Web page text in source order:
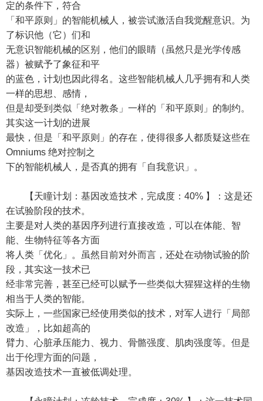
定的条件下，符合
「和平原则」的智能机械人，被尝试激活自我觉醒意识。为
了标识他（它）们和
无意识智能机械的区别，他们的眼睛（虽然只是光学传感
器）被赋予了象征和平
的蓝色，计划也因此得名。这些智能机械人几乎拥有和人类
一样的思想、感情，
但是却受到类似「绝对教条」一样的「和平原则」的制约。
其实这一计划的进展
最快，但是「和平原则」的存在，使得很多人都质疑这些在
Omniums 绝对控制之
下的智能机械人，是否真的拥有「自我意识」。
【天瞳计划：基因改造技术，完成度：40% 】：这是还
在试验阶段的技术。
主要是对人类的基因序列进行直接改造，可以在体能、智
能、生物特征等各方面
将人类「优化」。虽然目前对外而言，还处在动物试验的阶
段，其实这一技术已
经非常完善，甚至已经可以赋予一些类似大猩猩这样的生物
相当于人类的智能。
实际上，一些国家已经使用类似的技术，对军人进行「局部
改造」，比如超高的
臂力、心脏承压能力、视力、骨骼强度、肌肉强度等。但是
出于伦理方面的问题，
基因改造技术一直被低调处理。